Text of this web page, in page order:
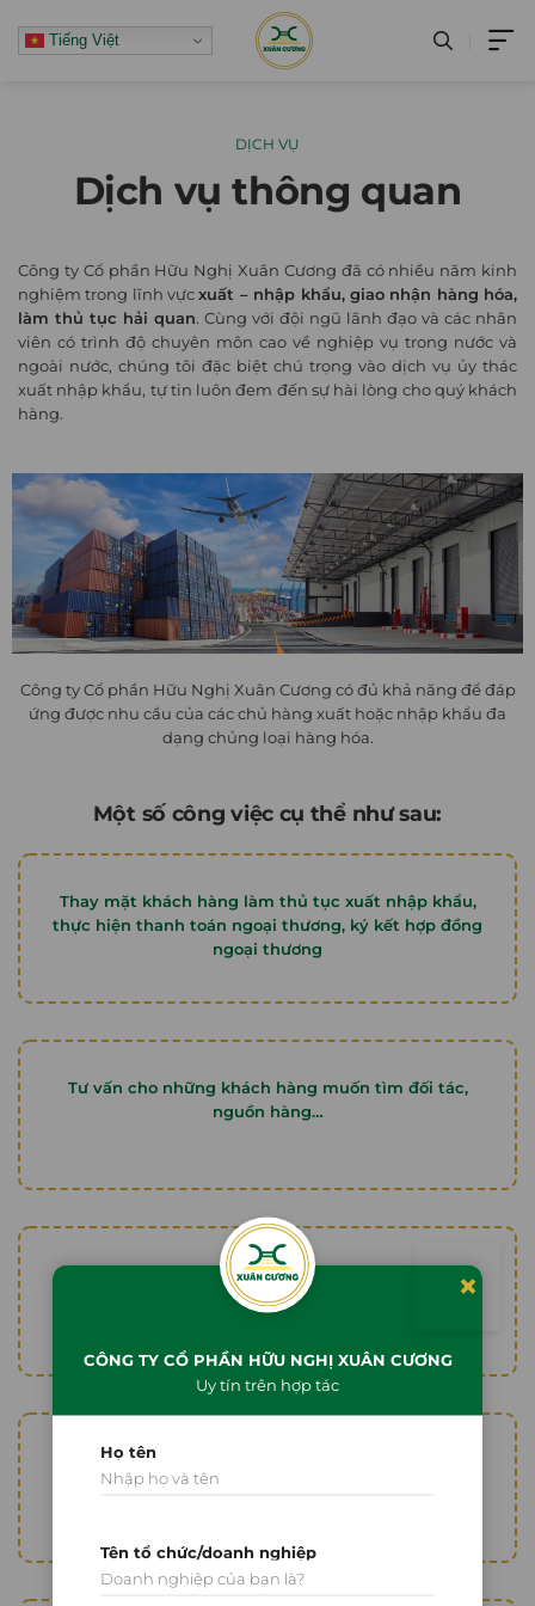
Tiếng Việt
DỊCH VỤ
Dịch vụ thông quan
Công ty Cổ phần Hữu Nghị Xuân Cương đã có nhiều năm kinh
nghiệm trong lĩnh vựcxuất – nhập khẩu, giao nhận hàng hóa,
làm thủ tục hải quan. Cùng với đội ngũ lãnh đạo và các nhân
viên có trình độ chuyên môn cao về nghiệp vụ trong nước và
ngoài nước, chúng tôi đặc biệt chú trọng vào dịch vụ ủy thác
xuất nhập khẩu, tự tin luôn đem đến sự hài lòng cho quý khách
hàng.
Công ty Cổ phần Hữu Nghị Xuân Cương có đủ khả năng để đáp
ứng được nhu cầu của các chủ hàng xuất hoặc nhập khẩu đa
dạng chủng loại hàng hóa.
Một số công việc cụ thể như sau:
Thay mặt khách hàng làm thủ tục xuất nhập khẩu,
thực hiện thanh toán ngoại thương, ký kết hợp đồng
ngoại thương
Tư vấn cho những khách hàng muốn tìm đối tác,
nguồn hàng…
Đối với khách nước ngoài công ty sẽ đặc biệt chú
trọng giải quyết những vấn đề khách hàng gặp phải
Giá cả hợp lý, nhanh chóng và chuyên nghiệp
CÔNG TY CỔ PHẦN HỮU NGHỊ XUÂN CƯƠNG
Uy tín trên hợp tác
×
Họ tên
Tên tổ chức/doanh nghiệp